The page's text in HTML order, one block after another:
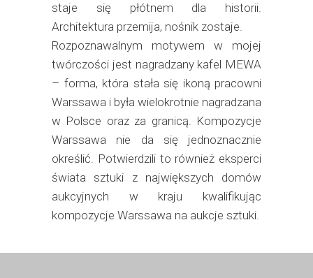
staje się płótnem dla historii.
Architektura przemija, nośnik zostaje.
Rozpoznawalnym motywem w mojej
twórczości jest nagradzany kafel MEWA
– forma, która stała się ikoną pracowni
Warssawa i była wielokrotnie nagradzana
w Polsce oraz za granicą. Kompozycje
Warssawa nie da się jednoznacznie
określić. Potwierdzili to również eksperci
świata sztuki z największych domów
aukcyjnych w kraju kwalifikując
kompozycje Warssawa na aukcje sztuki.